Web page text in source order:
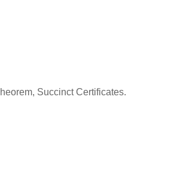
Succinct Certificates.